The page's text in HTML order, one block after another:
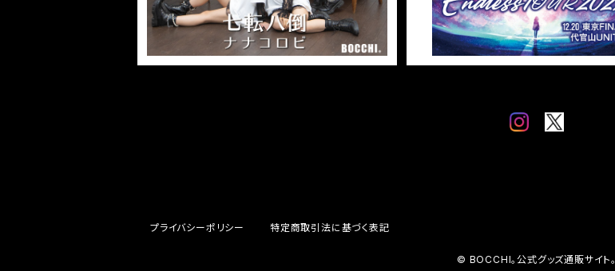
プライバシーポリシー 特定商取引法に基づく表記
© BOCCHI。公式グッズ通販サイト。